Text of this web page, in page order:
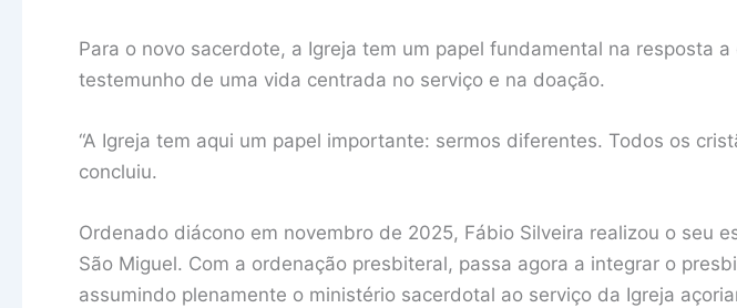
Para o novo sacerdote, a Igreja tem um papel fundamental na resposta
testemunho de uma vida centrada no serviço e na doação.
“A Igreja tem aqui um papel importante: sermos diferentes. Todos os
concluiu.
Ordenado diácono em novembro de 2025, Fábio Silveira realizou o seu
São Miguel. Com a ordenação presbiteral, passa agora a integrar o
assumindo plenamente o ministério sacerdotal ao serviço da Igreja